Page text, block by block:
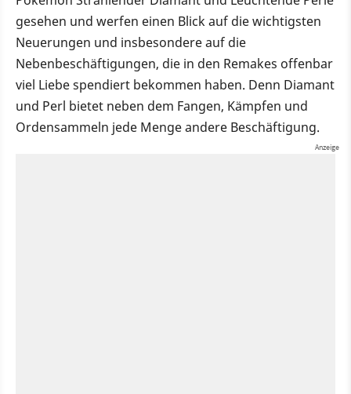
gesehen und werfen einen Blick auf die wichtigsten
Neuerungen und insbesondere auf die
Nebenbeschäftigungen, die in den Remakes offenbar
viel Liebe spendiert bekommen haben. Denn Diamant
und Perl bietet neben dem Fangen, Kämpfen und
Ordensammeln jede Menge andere Beschäftigung.